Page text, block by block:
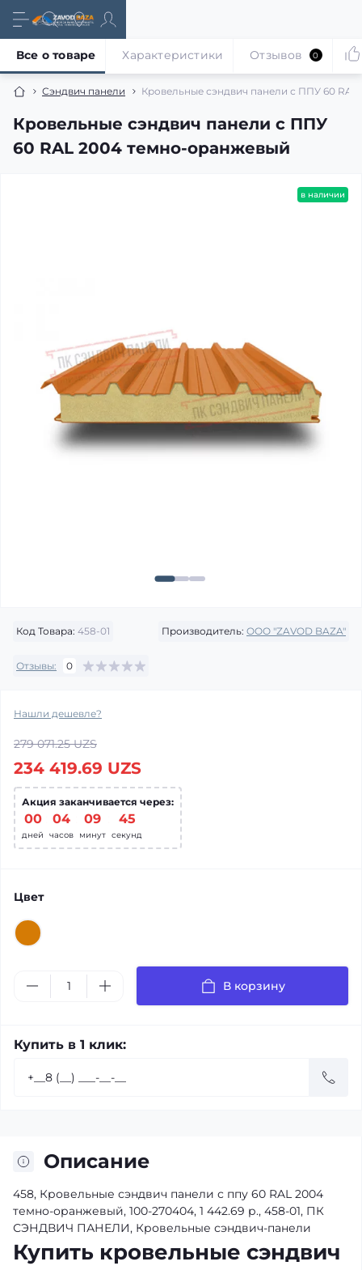
Сэндвич панели Кровельные сэндвич панели с ППУ 60
Кровельные сэндвич панели с ППУ
60 RAL 2004 темно-оранжевый
Все о товаре Характеристики Отзывов 0
в наличии
Код Товара: 458-01 Производитель: OOO "ZAVOD BAZA"
Отзывы: 0
Нашли дешевле?
279 071.25 UZS
234 419.69 UZS
Акция заканчивается через:
00
дней
04
часов
09
минут
45
секунд
Цвет
В корзину
Купить в 1 клик:
Описание
458, Кровельные сэндвич панели с ппу 60 RAL 2004
темно-оранжевый, 100-270404, 1 442.69 р., 458-01, ПК
СЭНДВИЧ ПАНЕЛИ, Кровельные сэндвич-панели
Купить кровельные сэндвич